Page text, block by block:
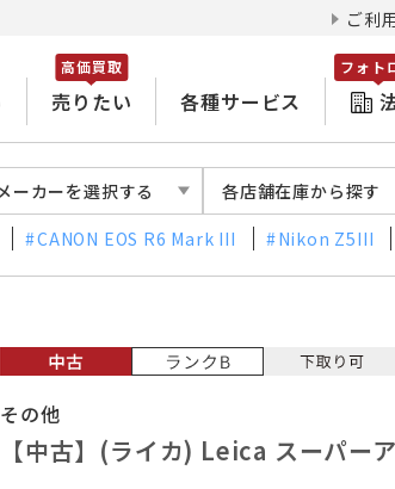
ご利
売りたい
高価買取
各種サービス
フォト
ーカーを選択する 各店舗在庫から探す
CANON EOS R6 Mark III Nikon Z5III
その他
【中古】(ライカ) Leica スーパー